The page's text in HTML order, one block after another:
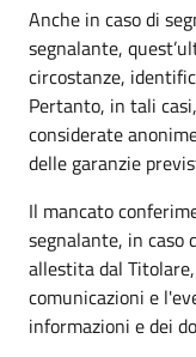
Anche in caso di
segnalante,
circostanze,
Pertanto, in tali
considerate
delle garanzie
Il mancato
segnalante, in
allestita dal
comunicazioni e
informazioni e dei